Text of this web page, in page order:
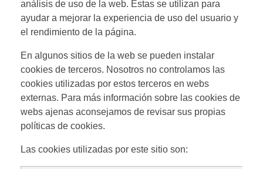
análisis de uso de la web. Estas se utilizan para
ayudar a mejorar la experiencia de uso del usuario y
el rendimiento de la página.
En algunos sitios de la web se pueden instalar
cookies de terceros. Nosotros no controlamos las
cookies utilizadas por estos terceros en webs
externas. Para más información sobre las cookies de
webs ajenas aconsejamos de revisar sus propias
políticas de cookies.
Las cookies utilizadas por este sitio son: